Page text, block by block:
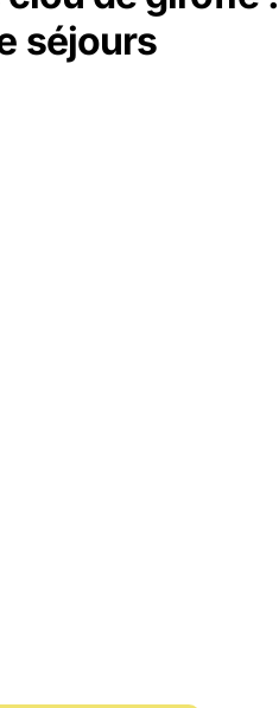
séjours